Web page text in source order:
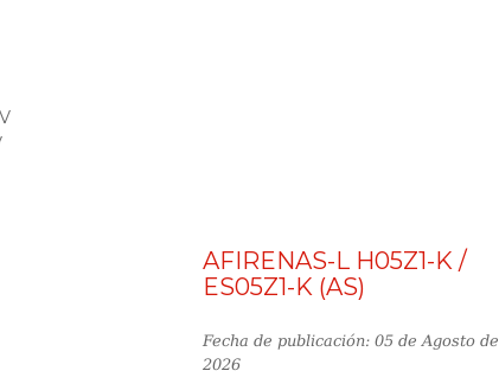
AFIRENAS-L H05Z1-K /
ES05Z1-K (AS)
Fecha de publicación: 05 de Agosto de
2026